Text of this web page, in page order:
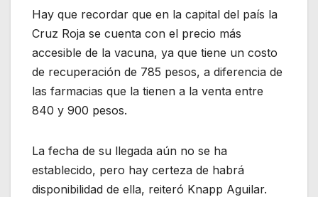
Hay que recordar que en la capital del país la
Cruz Roja se cuenta con el precio más
accesible de la vacuna, ya que tiene un costo
de recuperación de 785 pesos, a diferencia de
las farmacias que la tienen a la venta entre
840 y 900 pesos.
La fecha de su llegada aún no se ha
establecido, pero hay certeza de habrá
disponibilidad de ella, reiteró Knapp Aguilar.